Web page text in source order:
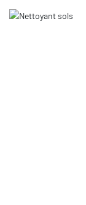
Slide 1 of 1